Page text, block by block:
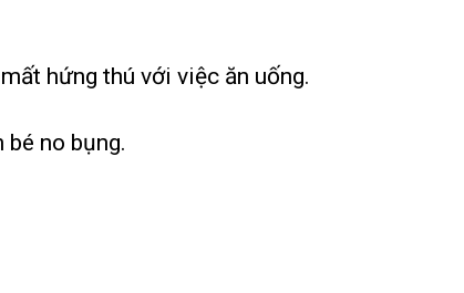
hứng thú với việc ăn uống.
no bụng.